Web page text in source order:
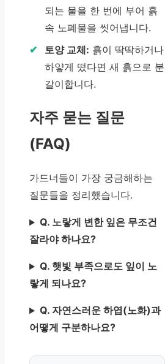
되는 물을 한 번에 부어 흙
속 노폐물을 씻어냅니다.
토양 교체: 흙이 딱딱하거나
하얗게 떴다면 새 흙으로 분
갈이합니다.
자주 묻는 질문
(FAQ)
가드너들이 가장 궁금해하는
질문들을 정리했습니다.
Q. 노랗게 변한 잎은 무조건
잘라야 하나요?
Q. 햇빛 부족으로도 잎이 노
랗게 되나요?
Q. 자연스러운 하엽(노화)과
어떻게 구분하나요?